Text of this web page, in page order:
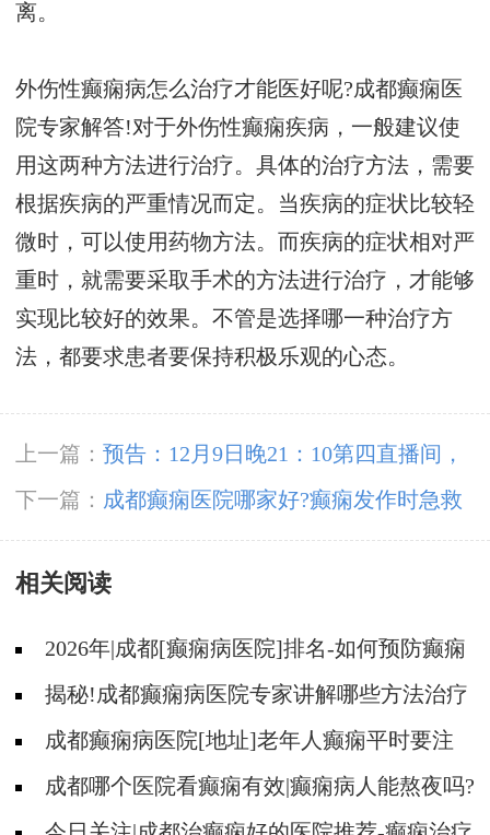
离。
外伤性癫痫病怎么治疗才能医好呢?成都癫痫医
院专家解答!对于外伤性癫痫疾病，一般建议使
用这两种方法进行治疗。具体的治疗方法，需要
根据疾病的严重情况而定。当疾病的症状比较轻
微时，可以使用药物方法。而疾病的症状相对严
重时，就需要采取手术的方法进行治疗，才能够
实现比较好的效果。不管是选择哪一种治疗方
法，都要求患者要保持积极乐观的心态。
上一篇： 预告：12月9日晚21：10第四直播间，
跟豆晓峰主任一起了解癫痫患者睡眠、饮食、心
理、冬季预防等问题
下一篇： 成都癫痫医院哪家好?癫痫发作时急救
措施?
相关阅读
2026年|成都[癫痫病医院]排名-如何预防癫痫
治疗走入误区?
揭秘!成都癫痫病医院专家讲解哪些方法治疗
癫痫好?
成都癫痫病医院[地址]老年人癫痫平时要注
意什么?
成都哪个医院看癫痫有效|癫痫病人能熬夜吗?